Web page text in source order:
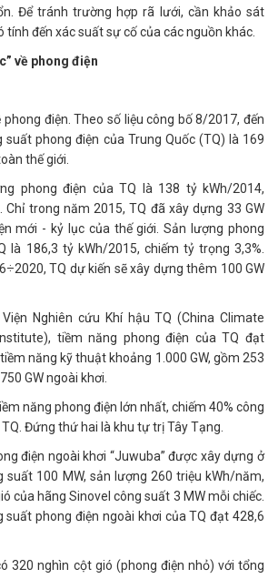
Để tránh trường hợp rã lưới, cần khảo sát
tính đến xác suất sự cố của các nguồn khác.
về phong điện
điện. Theo số liệu công bố 8/2017, đến
suất phong điện của Trung Quốc (TQ) là 169
thế giới.
phong điện của TQ là 138 tỷ kWh/2014,
Chỉ trong năm 2015, TQ đã xây dựng 33 GW
mới - kỷ lục của thế giới. Sản lượng phong
là 186,3 tỷ kWh/2015, chiếm tỷ trọng 3,3%.
TQ dự kiến sẽ xây dựng thêm 100 GW
Nghiên cứu Khí hậu TQ (China Climate
tiềm năng phong điện của TQ đạt
năng kỹ thuật khoảng 1.000 GW, gồm 253
GW ngoài khơi.
năng phong điện lớn nhất, chiếm 40% công
Đứng thứ hai là khu tự trị Tây Tạng.
điện ngoài khơi “Juwuba” được xây dựng ở
suất 100 MW, sản lượng 260 triệu kWh/năm,
của hãng Sinovel công suất 3 MW mỗi chiếc.
suất phong điện ngoài khơi của TQ đạt 428,6
320 nghìn cột gió (phong điện nhỏ) với tổng